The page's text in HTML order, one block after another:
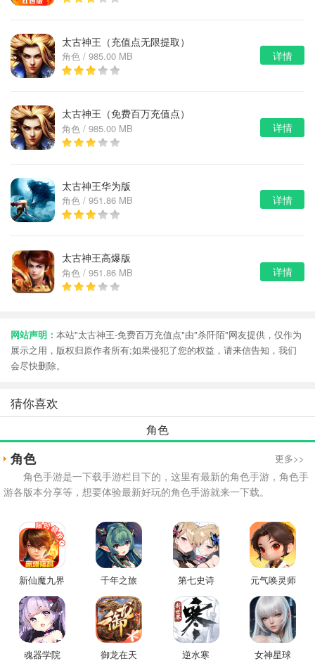
太古神王（充值点无限提取）
角色 / 985.00 MB 详情
太古神王（免费百万充值点）
角色 / 985.00 MB 详情
太古神王华为版
角色 / 951.86 MB 详情
太古神王高爆版
角色 / 951.86 MB 详情
网站声明： 本站"太古神王-免费百万充值点"由"杀阡陌"网友提供，仅作为
展示之用，版权归原作者所有;如果侵犯了您的权益，请来信告知，我们
会尽快删除。
猜你喜欢
角色
角色 更多>>
角色手游是一下载手游栏目下的，这里有最新的角色手游，角色手
游各版本分享等，想要体验最新好玩的角色手游就来一下载。
新仙魔九界 千年之旅 第七史诗 元气唤灵师
魂器学院 御龙在天 逆水寒 女神星球